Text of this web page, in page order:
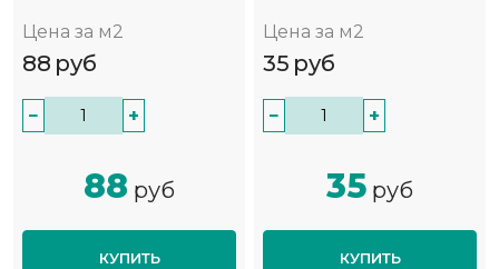
Цена за м2
88 руб
− +
88 руб
КУПИТЬ
Цена за м2
35 руб
− +
35 руб
КУПИТЬ